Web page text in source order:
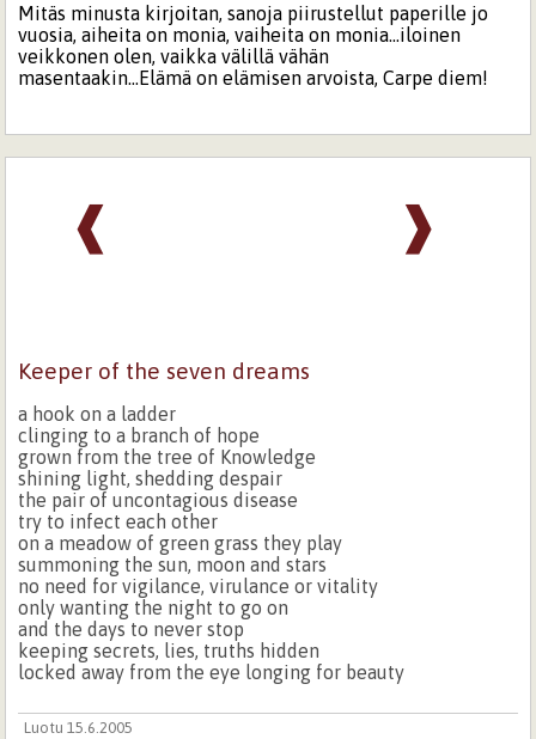
Mitäs minusta kirjoitan, sanoja piirustellut paperille jo
vuosia, aiheita on monia, vaiheita on monia...iloinen
veikkonen olen, vaikka välillä vähän
masentaakin...Elämä on elämisen arvoista, Carpe diem!
❱
❰
Keeper of the seven dreams
a hook on a ladder
clinging to a branch of hope
grown from the tree of Knowledge
shining light, shedding despair
the pair of uncontagious disease
try to infect each other
on a meadow of green grass they play
summoning the sun, moon and stars
no need for vigilance, virulance or vitality
only wanting the night to go on
and the days to never stop
keeping secrets, lies, truths hidden
locked away from the eye longing for beauty
Luotu 15.6.2005